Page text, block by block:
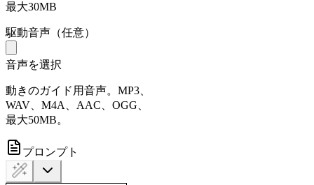
最大30MB
駆動音声（任意）
音声を選択
動きのガイド用音声。MP3、
WAV、M4A、AAC、OGG、
最大50MB。
プロンプト